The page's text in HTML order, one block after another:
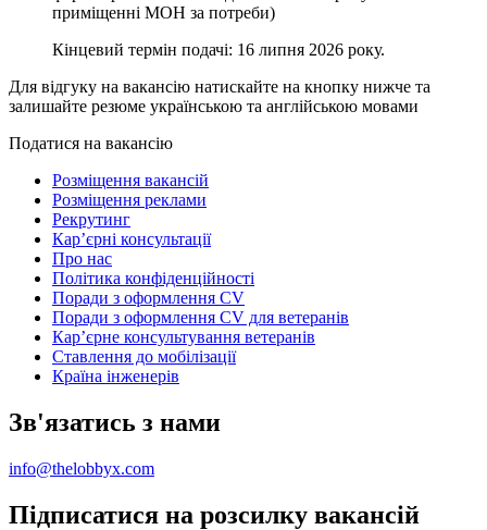
приміщенні МОН за потреби)
Кінцевий термін подачі: 16 липня 2026 року.
Для відгуку на вакансію натискайте на кнопку нижче та
залишайте резюме українською та англійською мовами
Податися на вакансію
Розміщення вакансій
Розміщення реклами
Рекрутинг
Карʼєрні консультації
Про нас
Політика конфіденційності
Поради з оформлення CV
Поради з оформлення CV для ветеранів
Карʼєрне консультування ветеранів
Ставлення до мобілізації
Країна інженерів
Зв'язатись з нами
info@thelobbyx.com
Підписатися на розсилку вакансій